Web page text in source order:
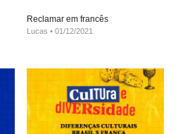
Reclamar em francês
Lucas 01/12/2021